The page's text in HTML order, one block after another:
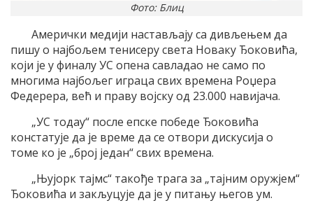
Фото: Блиц
Амерички медији настављају са дивљењем да
пишу о најбољем тенисеру света Новаку Ђоковића,
који је у финалу УС опена савладао не само по
многима најбољег играца свих времена Роџера
Федерера, већ и праву војску од 23.000 навијача.
„УС тодаy“ после епске победе Ђоковића
констатује да је време да се отвори дискусија о
томе ко је „број један“ свих времена.
„Њујорк тајмс“ такође трага за „тајним оружјем“
Ђоковића и закљуцује да је у питању његов ум.